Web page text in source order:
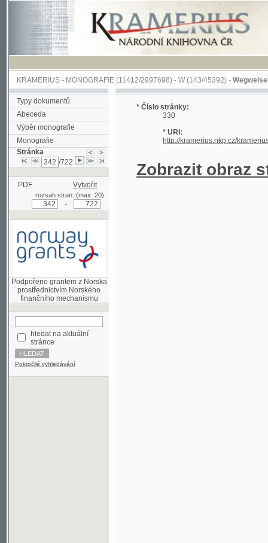
KRAMERIUS-MONOGRAFIE(11412/2997698) -W (143/45392)-Wegweiser durch
Typy dokumentů
Abeceda
Výběr monografie
Monografie
Stránka
/722
PDF Vytvořit
rozsah stran: (max. 20)
Podpořeno grantem z Norska
prostřednictvím Norského
hledat na aktuální
stránce
Pokročilé vyhledávání
* Číslo stránky:
330
* URI:
http://kramerius.nkp.cz/kramerius/